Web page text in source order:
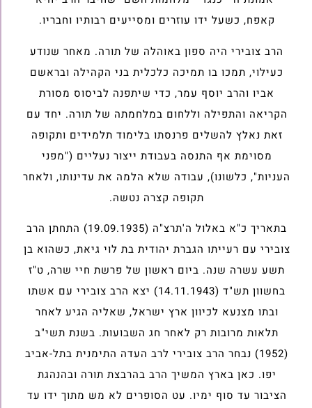
קאפח, כשעל ידו עוזרים ומסייעים רבותיו וחבריו.
הרב צובירי היה ספון באוהלה של תורה. מאחר שנודע
כעילוי, תמכו בו תמיכה כלכלית בני הקהילה ובראשם
אביו והרב יוסף עמר, כדי שיתפנה לביסוס מסורת
הקריאה והתפילה וללחום במלחמתה של תורה. יחד עם
זאת נאלץ להשלים פרנסתו בלימוד תלמידים ותקופה
מסוימת אף התנסה בעבודת ייצור נעליים ("מפני
העניות", כלשונו), עבודה שלא הלמה את עדינותו, ולאחר
תקופה קצרה נטשהּ.
בתאריך כ"א באלול ה'תרצ"ה (19.09.1935) התחתן הרב
צובירי עם רעייתו הגברת יהודית בת לוי גיאת, כשהוא בן
תשע עשרה שנה. ביום ראשון של פרשת חיי שרה, ט"ז
בחשוון תש"ד (14.11.1943) יצא הרב צובירי עם אשתו
ובתו מצנעא לכיוון ארץ ישראל, שאליה הגיע לאחר
תלאות מרובות רק לאחר חג השבועות. בשנת תשי"ב
(1952) נבחר הרב צובירי לרב העדה התימנית בתל-אביב
יפו. כאן בארץ המשיך הרב בהרבצת תורה ובהנהגת
הציבור עד סוף ימיו. עט הסופרים לא מש מתוך ידו עד